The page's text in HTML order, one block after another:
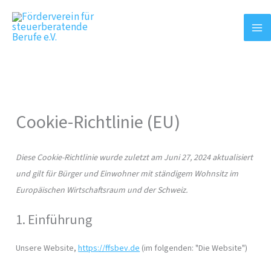
Inhalt
springen
Cookie-Richtlinie (EU)
Diese Cookie-Richtlinie wurde zuletzt am Juni 27, 2024 aktualisiert
und gilt für Bürger und Einwohner mit ständigem Wohnsitz im
Europäischen Wirtschaftsraum und der Schweiz.
1. Einführung
Unsere Website,https://ffsbev.de(im folgenden: "Die Website")